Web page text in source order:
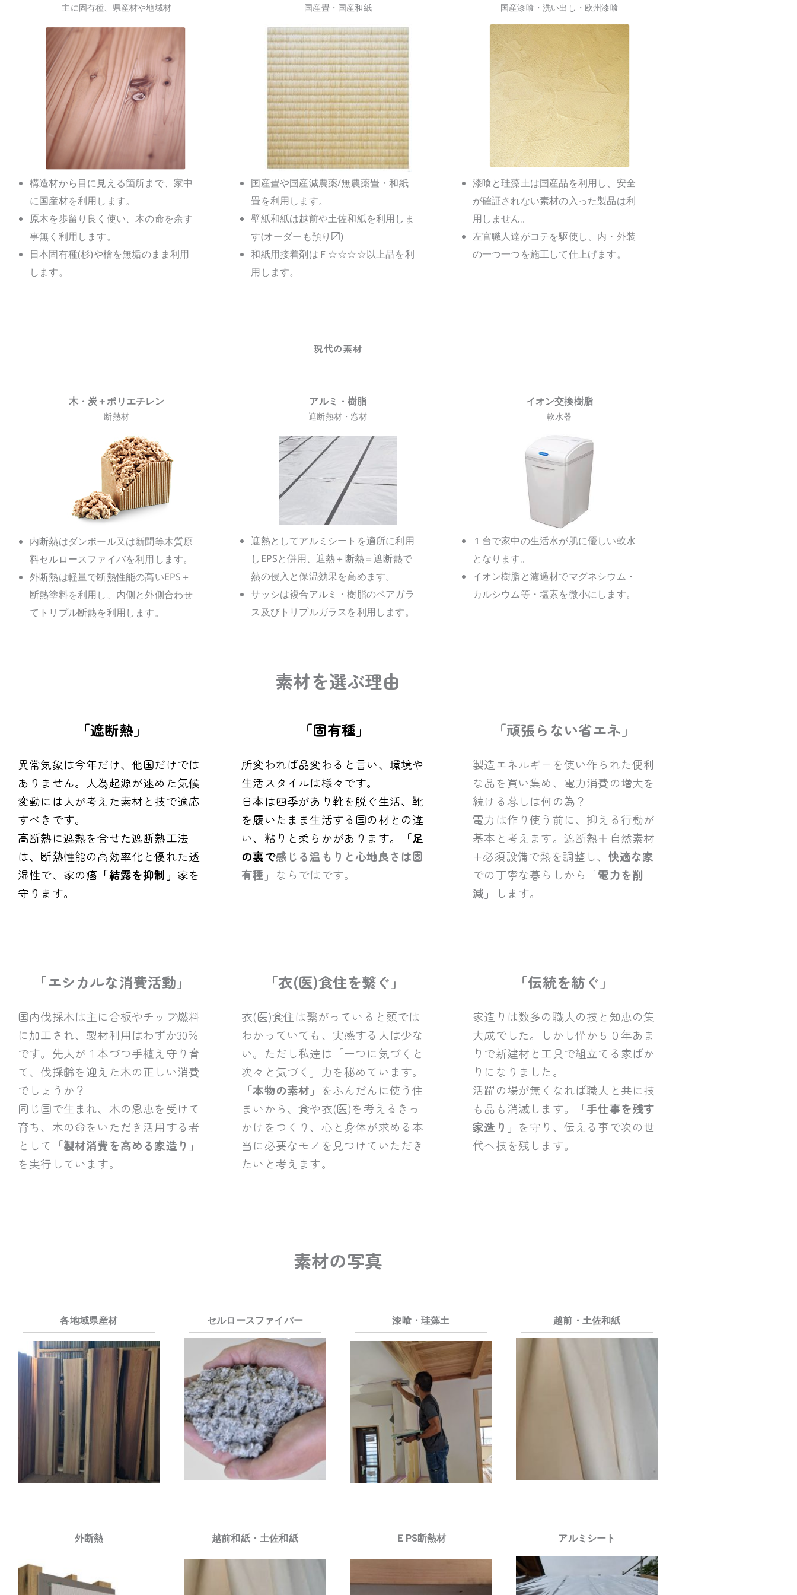
主に固有種、県産材や地域材
構造材から目に見える箇所まで、家中
に国産材を利用します。
原木を歩留り良く使い、木の命を余す
事無く利用します。
日本固有種(杉)や檜を無垢のまま利用
します。
国産畳・国産和紙
国産畳や国産減農薬/無農薬畳・和紙
畳を利用します。
壁紙和紙は越前や土佐和紙を利用しま
す(オーダーも預り〼)
和紙用接着剤はＦ☆☆☆☆以上品を利
用します。
国産漆喰・洗い出し・欧州漆喰
漆喰と珪藻土は国産品を利用し、安全
が確証されない素材の入った製品は利
用しません。
左官職人達がコテを駆使し、内・外装
の一つ一つを施工して仕上げます。
現代の素材
木・炭＋ポリエチレン
断熱材
内断熱はダンボール又は新聞等木質原
料セルロースファイバを利用します。
外断熱は軽量で断熱性能の高いEPS＋
断熱塗料を利用し、内側と外側合わせ
てトリプル断熱を利用します。
アルミ・樹脂
遮断熱材・窓材
遮熱としてアルミシートを適所に利用
しEPSと併用、遮熱＋断熱＝遮断熱で
熱の侵入と保温効果を高めます。
サッシは複合アルミ・樹脂のペアガラ
ス及びトリプルガラスを利用します。
イオン交換樹脂
軟水器
１台で家中の生活水が肌に優しい軟水
となります。
イオン樹脂と濾過材でマグネシウム・
カルシウム等・塩素を微小にします。
素材を選ぶ理由
「遮断熱」
異常気象は今年だけ、他国だけでは
ありません。人為起源が速めた気候
変動には人が考えた素材と技で適応
すべきです。
高断熱に遮熱を合せた遮断熱工法
は、断熱性能の高効率化と優れた透
湿性で、家の癌 「結露を抑制」 家を
守ります。
「固有種」
所変われば品変わると言い、環境や
生活スタイルは様々です。
日本は四季があり靴を脱ぐ生活、靴
を履いたまま生活する国の材との違
い、粘りと柔らかがあります。「足
の裏で感じる温もりと心地良さは固
有種 」ならではです。
「頑張らない省エネ」
製造エネルギーを使い作られた便利
な品を買い集め、電力消費の増大を
続ける暮しは何の為？
電力は作り使う前に、抑える行動が
基本と考えます。遮断熱＋自然素材
+必須設備で熱を調整し、 快適な家
での丁寧な暮らしから「電力を削
減」
します。
「エシカルな消費活動」
国内伐採木は主に合板やチップ燃料
に加工され、製材利用はわずか30％
です。先人が１本づつ手植え守り育
て、伐採齢を迎えた木の正しい消費
でしょうか？
同じ国で生まれ、木の恩恵を受けて
育ち、木の命をいただき活用する者
として
「製材消費を高める家造り 」
を実行しています。
「衣(医)食住を繋ぐ」
衣(医)食住は繋がっていると頭では
わかっていても、実感する人は少な
い。ただし私達は「一つに気づくと
次々と気づく」力を秘めています。
「本物の素材」 をふんだんに使う住
まいから、食や衣(医)を考えるきっ
かけをつくり、心と身体が求める本
当に必要なモノを見つけていただき
たいと考えます。
「伝統を紡ぐ」
家造りは数多の職人の技と知恵の集
大成でした。しかし僅か５０年あま
りで新建材と工具で組立てる家ばか
りになりました。
活躍の場が無くなれば職人と共に技
も品も消滅します。「手仕事を残す
家造り」 を守り、伝える事で次の世
代へ技を残します。
素材の写真
各地域県産材 セルロースファイバー 漆喰・珪藻土 越前・土佐和紙
外断熱 越前和紙・土佐和紙 ＥPS断熱材 アルミシート